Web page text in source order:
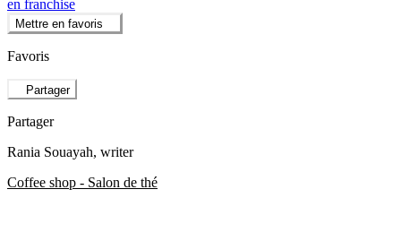
en franchise
Mettre en favoris
Favoris
Partager
Partager
Rania Souayah, writer
Coffee shop - Salon de thé